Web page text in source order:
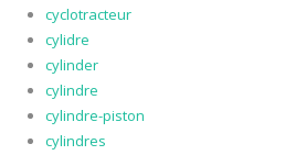
cyclotracteur
cylidre
cylinder
cylindre
cylindre-piston
cylindres